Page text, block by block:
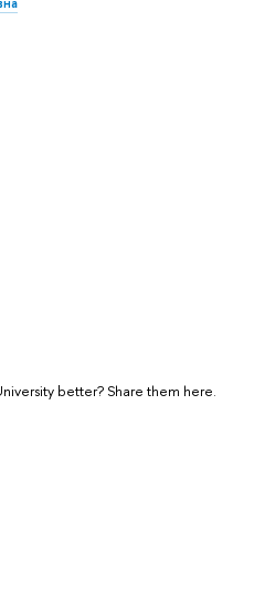
better? Share them here.